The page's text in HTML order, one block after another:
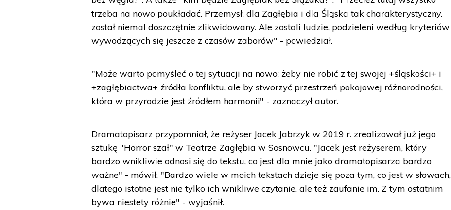
trzeba na nowo poukładać. Przemysł, dla Zagłębia i dla Śląska tak charakterystyczny,
został niemal doszczętnie zlikwidowany. Ale zostali ludzie, podzieleni według kryteriów
wywodzących się jeszcze z czasów zaborów" - powiedział.
"Może warto pomyśleć o tej sytuacji na nowo; żeby nie robić z tej swojej +śląskości+ i
+zagłębiactwa+ źródła konfliktu, ale by stworzyć przestrzeń pokojowej różnorodności,
która w przyrodzie jest źródłem harmonii" - zaznaczył autor.
Dramatopisarz przypomniał, że reżyser Jacek Jabrzyk w 2019 r. zrealizował już jego
sztukę "Horror szał" w Teatrze Zagłębia w Sosnowcu. "Jacek jest reżyserem, który
bardzo wnikliwie odnosi się do tekstu, co jest dla mnie jako dramatopisarza bardzo
ważne" - mówił. "Bardzo wiele w moich tekstach dzieje się poza tym, co jest w słowach,
dlatego istotne jest nie tylko ich wnikliwe czytanie, ale też zaufanie im. Z tym ostatnim
bywa niestety różnie" - wyjaśnił.